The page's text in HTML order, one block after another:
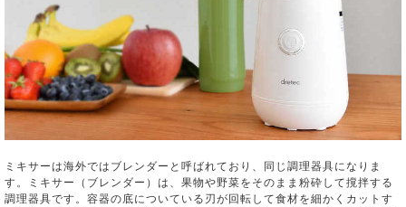
ミキサーは海外ではブレンダーと呼ばれており、同じ調理器具になりま
す。ミキサー（ブレンダー）は、果物や野菜をそのまま粉砕して撹拌する
調理器具です。容器の底についている刃が回転して食材を細かくカットす